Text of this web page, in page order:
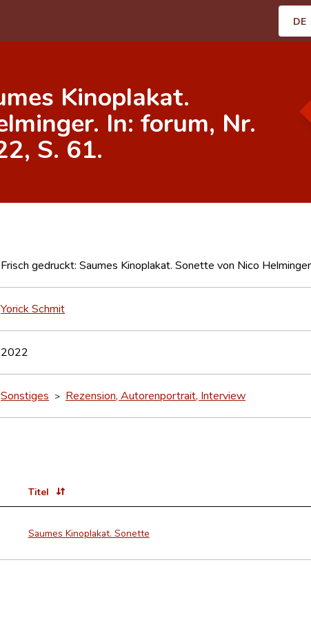
DE
Kinoplakat.
In: forum, Nr.
S. 61.
Frisch gedruckt: Saumes Kinoplakat. Sonette von Nico
Yorick Schmit
2022
Sonstiges > Rezension, Autorenportrait, Interview
Titel
Saumes Kinoplakat. Sonette